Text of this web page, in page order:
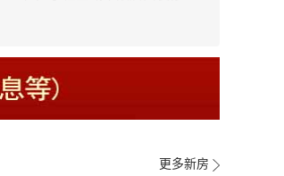
更多新房